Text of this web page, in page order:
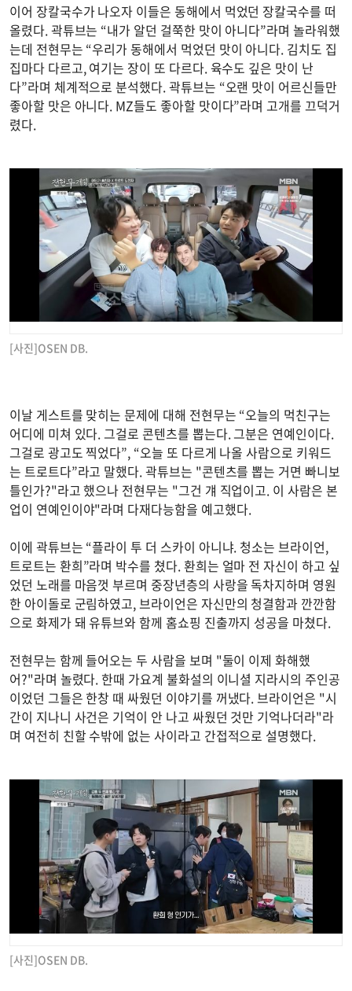
이어 장칼국수가 나오자 이들은 동해에서 먹었던 장칼국수를 떠
올렸다. 곽튜브는 “내가 알던 걸쭉한 맛이 아니다”라며 놀라워했
는데 전현무는 “우리가 동해에서 먹었던 맛이 아니다. 김치도 집
집마다 다르고, 여기는 장이 또 다르다. 육수도 깊은 맛이 난
다”라며 체계적으로 분석했다. 곽튜브는 “오랜 맛이 어르신들만
좋아할 맛은 아니다. MZ들도 좋아할 맛이다”라며 고개를 끄덕거
렸다.
[사진]OSEN DB.
이날 게스트를 맞히는 문제에 대해 전현무는 “오늘의 먹친구는
어디에 미쳐 있다. 그걸로 콘텐츠를 뽑는다. 그분은 연예인이다.
그걸로 광고도 찍었다”, “오늘 또 다르게 나올 사람으로 키워드
는 트로트다”라고 말했다. 곽튜브는 "콘텐츠를 뽑는 거면 빠니보
틀인가?"라고 했으나 전현무는 "그건 걔 직업이고. 이 사람은 본
업이 연예인이야"라며 다재다능함을 예고했다.
이에 곽튜브는 “플라이 투 더 스카이 아니냐. 청소는 브라이언,
트로트는 환희”라며 박수를 쳤다. 환희는 얼마 전 자신이 하고 싶
었던 노래를 마음껏 부르며 중장년층의 사랑을 독차지하며 영원
한 아이돌로 군림하였고, 브라이언은 자신만의 청결함과 깐깐함
으로 화제가 돼 유튜브와 함께 홈쇼핑 진출까지 성공을 마쳤다.
전현무는 함께 들어오는 두 사람을 보며 "둘이 이제 화해했
어?"라며 놀렸다. 한때 가요계 불화설의 이니셜 지라시의 주인공
이었던 그들은 한창 때 싸웠던 이야기를 꺼냈다. 브라이언은 "시
간이 지나니 사건은 기억이 안 나고 싸웠던 것만 기억나더라"라
며 여전히 친할 수밖에 없는 사이라고 간접적으로 설명했다.
[사진]OSEN DB.